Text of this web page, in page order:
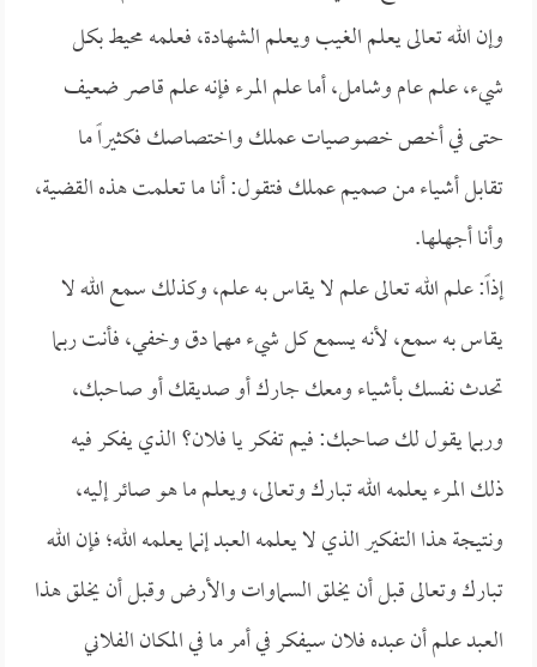
وإن الله تعالى يعلم الغيب ويعلم الشهادة، فعلمه محيط بكل
شيء، علم عام وشامل، أما علم المرء فإنه علم قاصر ضعيف
حتى في أخص خصوصيات عملك واختصاصك فكثيراً ما
تقابل أشياء من صميم عملك فتقول: أنا ما تعلمت هذه القضية،
وأنا أجهلها.
إذاً: علم الله تعالى علم لا يقاس به علم، وكذلك سمع الله لا
يقاس به سمع، لأنه يسمع كل شيء مهما دق وخفي، فأنت ربما
تحدث نفسك بأشياء ومعك جارك أو صديقك أو صاحبك،
وربما يقول لك صاحبك: فيم تفكر يا فلان؟ الذي يفكر فيه
ذلك المرء يعلمه الله تبارك وتعالى، ويعلم ما هو صائر إليه،
ونتيجة هذا التفكير الذي لا يعلمه العبد إنما يعلمه الله؛ فإن الله
تبارك وتعالى قبل أن يخلق السماوات والأرض وقبل أن يخلق هذا
العبد علم أن عبده فلان سيفكر في أمر ما في المكان الفلاني